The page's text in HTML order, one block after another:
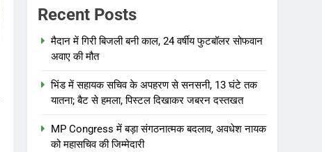
Recent Posts
मैदान में गिरी बिजली बनी काल, 24 वर्षीय फुटबॉलर सोफवान
अवाए की मौत
भिंड में सहायक सचिव के अपहरण से सनसनी, 13 घंटे तक
यातना; बैट से हमला, पिस्टल दिखाकर जबरन दस्तखत
MP Congress में बड़ा संगठनात्मक बदलाव, अवधेश नायक
को महासचिव की जिम्मेदारी